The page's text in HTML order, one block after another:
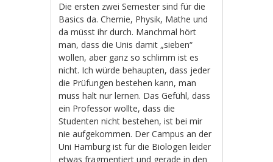
Die ersten zwei Semester sind für die
Basics da. Chemie, Physik, Mathe und
da müsst ihr durch. Manchmal hört
man, dass die Unis damit „sieben“
wollen, aber ganz so schlimm ist es
nicht. Ich würde behaupten, dass jeder
die Prüfungen bestehen kann, man
muss halt nur lernen. Das Gefühl, dass
ein Professor wollte, dass die
Studenten nicht bestehen, ist bei mir
nie aufgekommen. Der Campus an der
Uni Hamburg ist für die Biologen leider
etwas fragmentiert und gerade in den